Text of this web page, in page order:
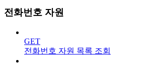
전화번호 자원
GET
전화번호 자원 목록 조회